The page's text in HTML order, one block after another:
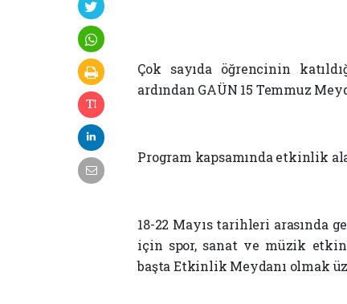
Çok sayıda öğrencinin
ardından GAÜN 15 Temmuz
Program kapsamında etkinlik
18-22 Mayıs tarihleri arasında
için spor, sanat ve müzik
başta Etkinlik Meydanı olmak